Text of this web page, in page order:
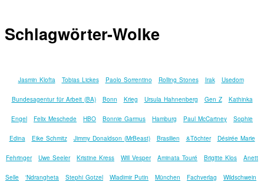
Schlagwörter-Wolke
Jasmin Klofta Tobias Lickes Paolo Sorrentino Rolling Stones Irak Usedom
Bundesagentur für Arbeit (BA) Bonn Krieg Ursula Hahnenberg Gen Z Kathinka
Engel Felix Meschede HBO Bonnie Garmus Hamburg Paul McCartney Sophie
Edina Eike Schmitz Jimmy Donaldson (MrBeast) Brasilien &Töchter Désirée Marie
Fehringer Uwe Seeler Kristine Kress Will Vesper Aminata Touré Brigitte Klos Anett
Selle 'Ndrangheta Stephi Gotzel Wladimir Putin München Fachverlag Wildschwein